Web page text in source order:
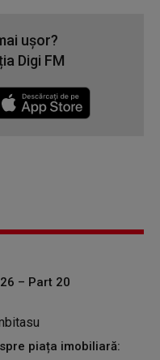
ușor?
Digi FM
– Part 20
piața imobiliară: